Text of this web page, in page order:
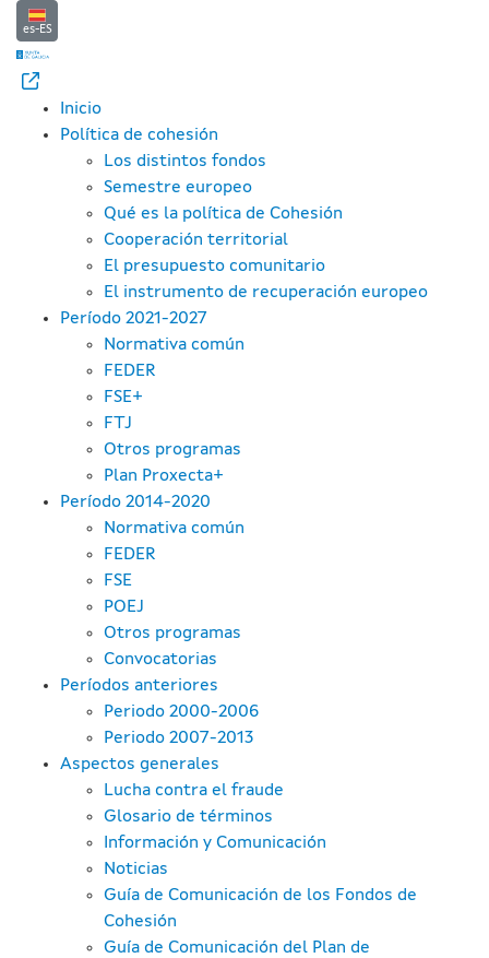
Reglamento (UE) 2024/795 del
Saltar al contenido principal
es-ES
Inicio
Política de cohesión
Los distintos fondos
Semestre europeo
Qué es la política de Cohesión
Cooperación territorial
El presupuesto comunitario
El instrumento de recuperación europeo
Período 2021-2027
Normativa común
FEDER
FSE+
FTJ
Otros programas
Plan Proxecta+
Período 2014-2020
Normativa común
FEDER
FSE
POEJ
Otros programas
Convocatorias
Períodos anteriores
Periodo 2000-2006
Periodo 2007-2013
Aspectos generales
Lucha contra el fraude
Glosario de términos
Información y Comunicación
Noticias
Guía de Comunicación de los Fondos de
Cohesión
Guía de Comunicación del Plan de